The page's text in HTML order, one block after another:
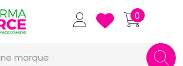
Pharmaforce Grande Pharmacie
0
marque